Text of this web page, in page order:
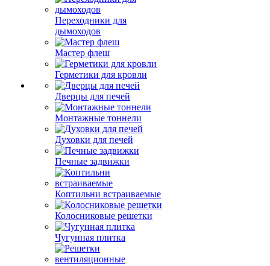
Переходники для
дымоходов
Мастер флеш
Герметики для кровли
Дверцы для печей
Монтажные тоннели
Духовки для печей
Печные задвижки
Коптильни встраиваемые
Колосниковые решетки
Чугунная плитка